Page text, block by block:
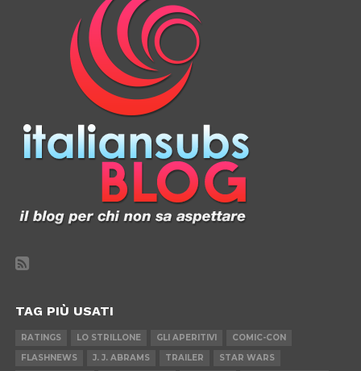
TAG PIÙ USATI
RATINGS LO STRILLONE GLI APERITIVI
COMIC-CON
FLASHNEWS
J. J. ABRAMS TRAILER
STAR WARS